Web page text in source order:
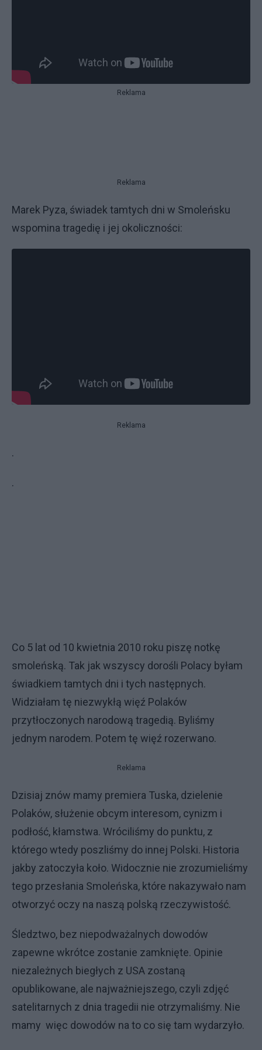
Reklama
Reklama
Marek Pyza, świadek tamtych dni w Smoleńsku
wspomina tragedię i jej okoliczności:
Reklama
.
.
Co 5 lat od 10 kwietnia 2010 roku piszę notkę
smoleńską. Tak jak wszyscy dorośli Polacy byłam
świadkiem tamtych dni i tych następnych.
Widziałam tę niezwykłą więź Polaków
przytłoczonych narodową tragedią. Byliśmy
jednym narodem. Potem tę więź rozerwano.
Reklama
Dzisiaj znów mamy premiera Tuska, dzielenie
Polaków, służenie obcym interesom, cynizm i
podłość, kłamstwa. Wróciliśmy do punktu, z
którego wtedy poszliśmy do innej Polski. Historia
jakby zatoczyła koło. Widocznie nie zrozumieliśmy
tego przesłania Smoleńska, które nakazywało nam
otworzyć oczy na naszą polską rzeczywistość.
Śledztwo, bez niepodważalnych dowodów
zapewne wkrótce zostanie zamknięte. Opinie
niezależnych biegłych z USA zostaną
opublikowane, ale najważniejszego, czyli zdjęć
satelitarnych z dnia tragedii nie otrzymaliśmy. Nie
mamy więc dowodów na to co się tam wydarzyło.